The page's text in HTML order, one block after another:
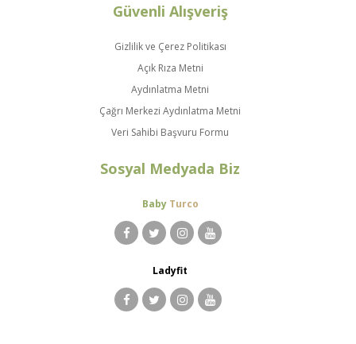
Güvenli Alışveriş
Gizlilik ve Çerez Politikası
Açık Rıza Metni
Aydınlatma Metni
Çağrı Merkezi Aydınlatma Metni
Veri Sahibi Başvuru Formu
Sosyal Medyada Biz
Baby Turco
Ladyfit